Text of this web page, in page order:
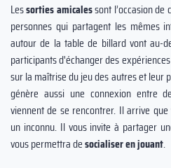
Lessorties amicalessont l’occasion de
personnes qui partagent les mêmes
autour de la table de billard vont au-
participants d'échanger des
sur la maîtrise du jeu des autres et leur
génère aussi une connexion entre
viennent de se rencontrer. Il arrive
un inconnu. Il vous invite à partager
vous permettra desocialiser en jouant.